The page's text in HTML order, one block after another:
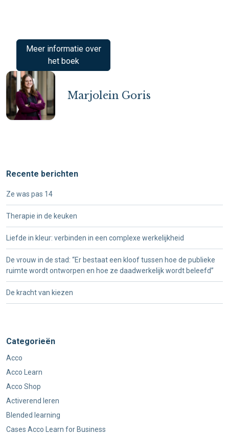
Meer informatie over
het boek
Marjolein Goris
Recente berichten
Ze was pas 14
Therapie in de keuken
Liefde in kleur: verbinden in een complexe werkelijkheid
De vrouw in de stad: “Er bestaat een kloof tussen hoe de publieke
ruimte wordt ontworpen en hoe ze daadwerkelijk wordt beleefd”
De kracht van kiezen
Categorieën
Acco
Acco Learn
Acco Shop
Activerend leren
Blended learning
Cases Acco Learn for Business